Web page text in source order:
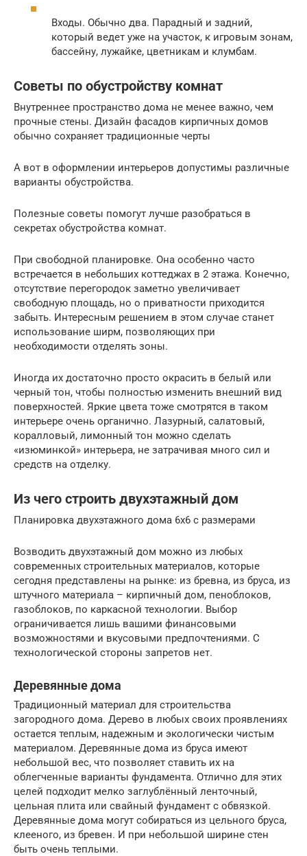
Входы. Обычно два. Парадный и задний,
который ведет уже на участок, к игровым зонам,
бассейну, лужайке, цветникам и клумбам.
Советы по обустройству комнат
Внутреннее пространство дома не менее важно, чем
прочные стены. Дизайн фасадов кирпичных домов
обычно сохраняет традиционные черты
А вот в оформлении интерьеров допустимы различные
варианты обустройства.
Полезные советы помогут лучше разобраться в
секретах обустройства комнат.
При свободной планировке. Она особенно часто
встречается в небольших коттеджах в 2 этажа. Конечно,
отсутствие перегородок заметно увеличивает
свободную площадь, но о приватности приходится
забыть. Интересным решением в этом случае станет
использование ширм, позволяющих при
необходимости отделять зоны.
Иногда их достаточно просто окрасить в белый или
черный тон, чтобы полностью изменить внешний вид
поверхностей. Яркие цвета тоже смотрятся в таком
интерьере очень органично. Лазурный, салатовый,
коралловый, лимонный тон можно сделать
«изюминкой» интерьера, не затрачивая много сил и
средств на отделку.
Из чего строить двухэтажный дом
Планировка двухэтажного дома 6х6 с размерами
Возводить двухэтажный дом можно из любых
современных строительных материалов, которые
сегодня представлены на рынке: из бревна, из бруса, из
штучного материала – кирпичный дом, пеноблоков,
газоблоков, по каркасной технологии. Выбор
ограничивается лишь вашими финансовыми
возможностями и вкусовыми предпочтениями. С
технологической стороны запретов нет.
Деревянные дома
Традиционный материал для строительства
загородного дома. Дерево в любых своих проявлениях
остается теплым, надежным и экологически чистым
материалом. Деревянные дома из бруса имеют
небольшой вес, что позволяет ставить их на
облегченные варианты фундамента. Отлично для этих
целей подходит мелко заглублённый ленточный,
цельная плита или свайный фундамент с обвязкой.
Деревянные дома могут собираться из цельного бруса,
клееного, из бревен. И при небольшой ширине стен
быть очень теплыми.